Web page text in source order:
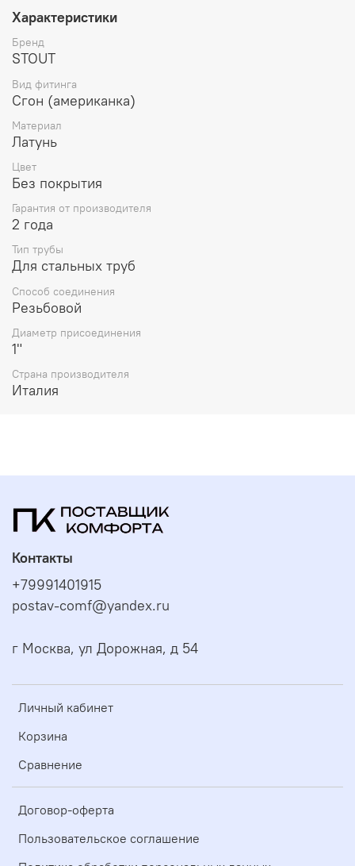
право в любой момент без обязательного извещения
вносить изменения в дизайн и технические
характеристики, не ухудшающие потребительских
свойств товара.
Характеристики
Бренд
STOUT
Вид фитинга
Сгон (американка)
Материал
Латунь
Цвет
Без покрытия
Гарантия от производителя
2 года
Тип трубы
Для стальных труб
Способ соединения
Резьбовой
Диаметр присоединения
1"
Страна производителя
Италия
Личный кабинет
Корзина
Сравнение
Договор-оферта
Пользовательское соглашение
Контакты
+79991401915
postav-comf@yandex.ru
г Москва, ул Дорожная, д 54